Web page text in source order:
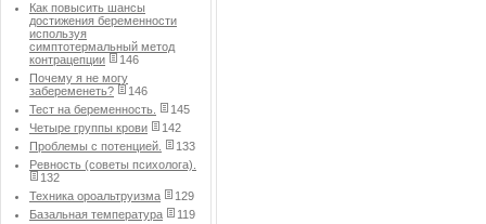
Как повысить шансы
достижения беременности
используя
симптотермальный метод
контрацепции
146
Почему я не могу
забеременеть?
146
Тест на беременность.
145
Четыре группы крови
142
Проблемы с потенцией.
133
Ревность (советы психолога).
132
Техника ороальтруизма
129
Базальная температура
119